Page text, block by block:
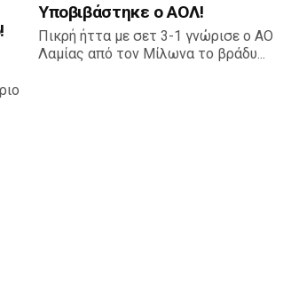
Υποβιβάστηκε ο ΑΟΛ!
Πικρή ήττα με σετ 3-1 γνώρισε ο ΑΟ
Λαμίας από τον Μίλωνα το βράδυ...